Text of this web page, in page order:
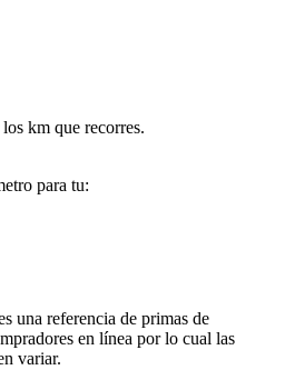
km que recorres.
para tu:
una referencia de primas de
en línea por lo cual las
variar.